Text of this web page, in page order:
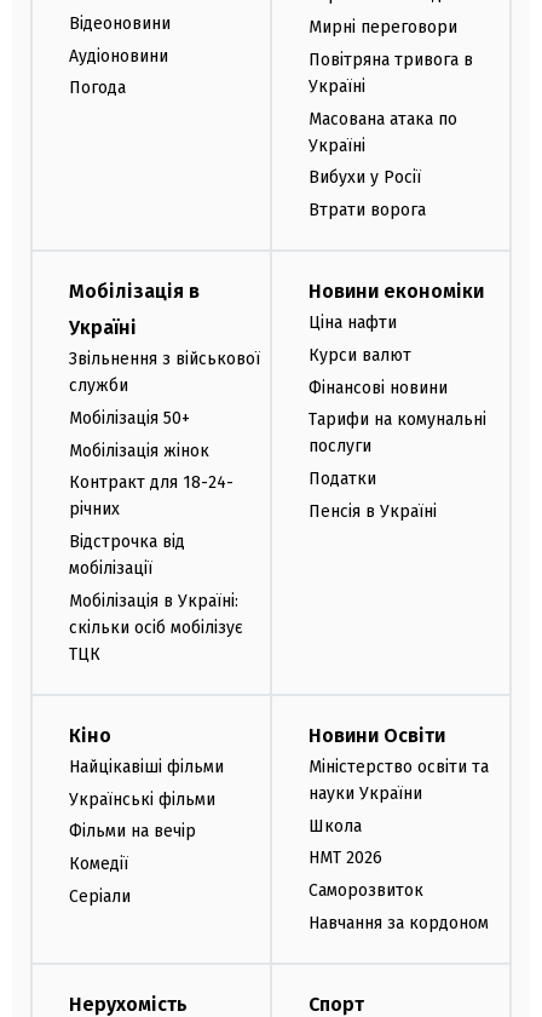
Відеоновини
Аудіоновини
Погода
Мирні переговори
Повітряна тривога в
Україні
Масована атака по
Україні
Вибухи у Росії
Втрати ворога
Мобілізація в
Україні
Звільнення з військової
служби
Мобілізація 50+
Мобілізація жінок
Контракт для 18-24-
річних
Відстрочка від
мобілізації
Мобілізація в Україні:
скільки осіб мобілізує
ТЦК
Новини економіки
Ціна нафти
Курси валют
Фінансові новини
Тарифи на комунальні
послуги
Податки
Пенсія в Україні
Кіно
Найцікавіші фільми
Українські фільми
Фільми на вечір
Комедії
Серіали
Новини Освіти
Міністерство освіти та
науки України
Школа
НМТ 2026
Саморозвиток
Навчання за кордоном
Нерухомість Спорт